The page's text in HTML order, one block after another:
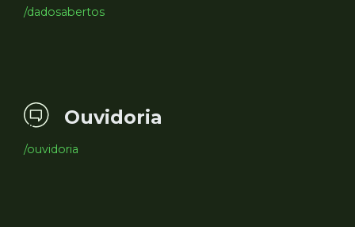
/dadosabertos
Ouvidoria
/ouvidoria